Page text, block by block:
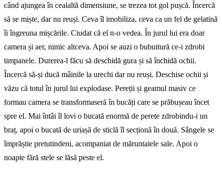
când ajungea în cealaltă dimensiune, se trezea tot gol pușcă. Încercă
să se miște, dar nu reuși. Ceva îl imobiliza, ceva ca un fel de gelatină
îi îngreuna mișcările. Ciudat că el n-o vedea. În jurul lui era doar
camera și aer, nimic altceva. Apoi se auzi o bubuitură ce-i zdrobi
timpanele. Durerea-l făcu să deschidă gura și să închidă ochii.
Încercă să-și ducă mâinile la urechi dar nu reuși. Deschise ochii și
văzu că totul în jurul lui explodase. Pereții și geamul masiv ce
formau camera se transformaseră în bucăți care se prăbușeau încet
spre el. Mai întâi îl lovi o bucată enormă de perete zdrobindu-i un
braț, apoi o bucată de uriașă de sticlă îl secționă în două. Sângele se
împrăștie pretutindeni, acompaniat de măruntaiele sale. Apoi o
noapte fără stele se lăsă peste el.